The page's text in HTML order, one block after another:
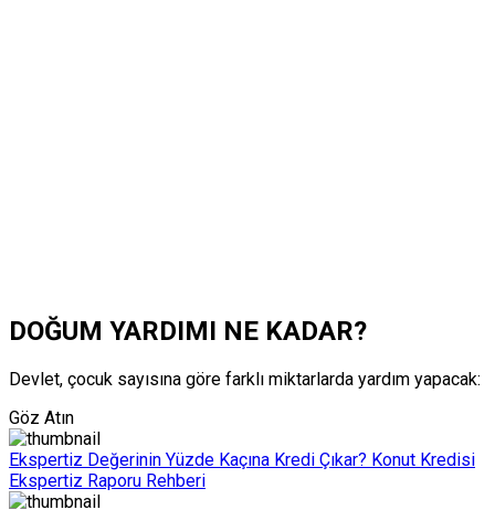
DOĞUM YARDIMI NE KADAR?
Devlet, çocuk sayısına göre farklı miktarlarda yardım yapacak:
Göz Atın
Ekspertiz Değerinin Yüzde Kaçına Kredi Çıkar? Konut Kredisi
Ekspertiz Raporu Rehberi